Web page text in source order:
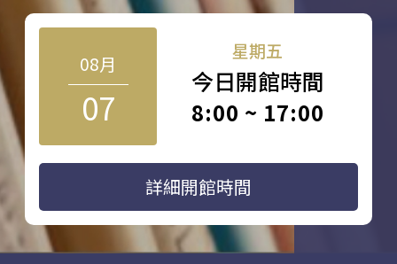
08月
07
星期五
今日開館時間
8:00 ~ 17:00
詳細開館時間